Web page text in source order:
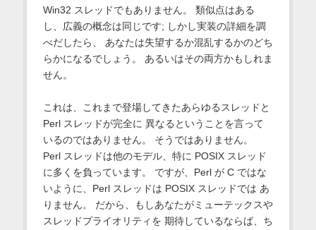
Win32 スレッドでもありません。 類似点はある
し、広義の概念は同じです; しかし実装の詳細を調
べだしたら、 あなたは失望するか混乱するかのどち
らかになるでしょう。 あるいはその両方かもしれま
せん。
これは、これまで登場してきたあらゆるスレッドと
Perl スレッドが完全に 異なるということを言って
いるのではありません。 そうではありません。
Perl スレッドは他のモデル、特に POSIX スレッド
に多くを負っています。 ですが、Perl が C ではな
いように、Perl スレッドは POSIX スレッドでは あ
りません。 だから、もしあなたがミューテックスや
スレッドプライオリティを 期待しているならば、ち